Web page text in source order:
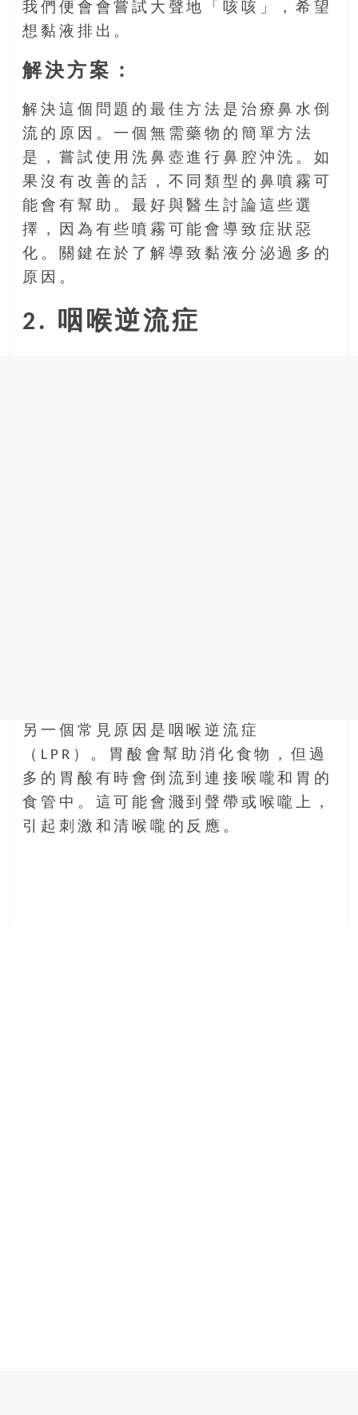
我們便會會嘗試大聲地「咳咳」，希望
想黏液排出。
解決方案：
解決這個問題的最佳方法是治療鼻水倒
流的原因。一個無需藥物的簡單方法
是，嘗試使用洗鼻壺進行鼻腔沖洗。如
果沒有改善的話，不同類型的鼻噴霧可
能會有幫助。最好與醫生討論這些選
擇，因為有些噴霧可能會導致症狀惡
化。關鍵在於了解導致黏液分泌過多的
原因。
2. 咽喉逆流症
另一個常見原因是咽喉逆流症
（LPR）。胃酸會幫助消化食物，但過
多的胃酸有時會倒流到連接喉嚨和胃的
食管中。這可能會濺到聲帶或喉嚨上，
引起刺激和清喉嚨的反應。